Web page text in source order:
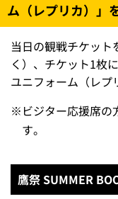
ム（レプリカ）」
当日の観戦チケッ
く）、チケット1枚
ユニフォーム（レプ
※ ビジター応援席
す。
鷹祭 SUMMER